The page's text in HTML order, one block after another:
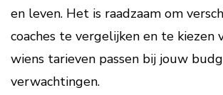
en leven. Het is raadzaam om
coaches te vergelijken en te kiezen
wiens tarieven passen bij jouw
verwachtingen.